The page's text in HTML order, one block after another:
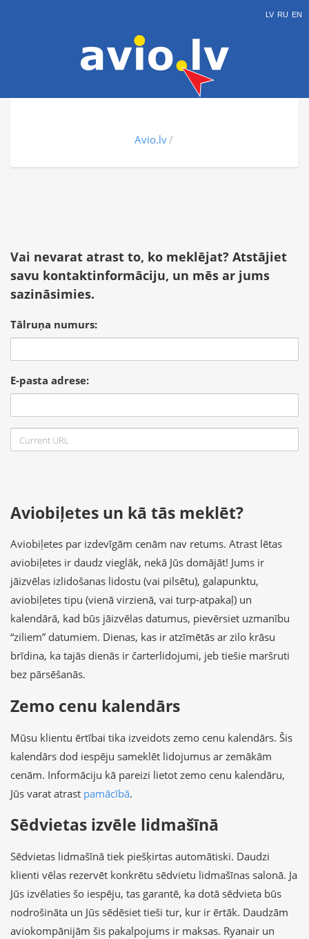
LV RU EN
Avio.lv
Vai nevarat atrast to, ko meklējat? Atstājiet
savu kontaktinformāciju, un mēs ar jums
sazināsimies.
Tālruņa numurs:
E-pasta adrese:
Aviobiļetes un kā tās meklēt?
Aviobiļetes par izdevīgām cenām nav retums. Atrast lētas
aviobiļetes ir daudz vieglāk, nekā Jūs domājāt! Jums ir
jāizvēlas izlidošanas lidostu (vai pilsētu), galapunktu,
aviobiļetes tipu (vienā virzienā, vai turp-atpakaļ) un
kalendārā, kad būs jāizvēlas datumus, pievērsiet uzmanību
“ziliem” datumiem. Dienas, kas ir atzīmētās ar zilo krāsu
brīdina, ka tajās dienās ir čarterlidojumi, jeb tiešie maršruti
bez pārsēšanās.
Zemo cenu kalendārs
Mūsu klientu ērtībai tika izveidots zemo cenu kalendārs. Šis
kalendārs dod iespēju sameklēt lidojumus ar zemākām
cenām. Informāciju kā pareizi lietot zemo cenu kalendāru,
Jūs varat atrast pamācībā.
Sēdvietas izvēle lidmašīnā
Sēdvietas lidmašīnā tiek piešķirtas automātiski. Daudzi
klienti vēlas rezervēt konkrētu sēdvietu lidmašīnas salonā. Ja
Jūs izvēlaties šo iespēju, tas garantē, ka dotā sēdvieta būs
nodrošināta un Jūs sēdēsiet tieši tur, kur ir ērtāk. Daudzām
aviokompānijām šis pakalpojums ir maksas. Ryanair un